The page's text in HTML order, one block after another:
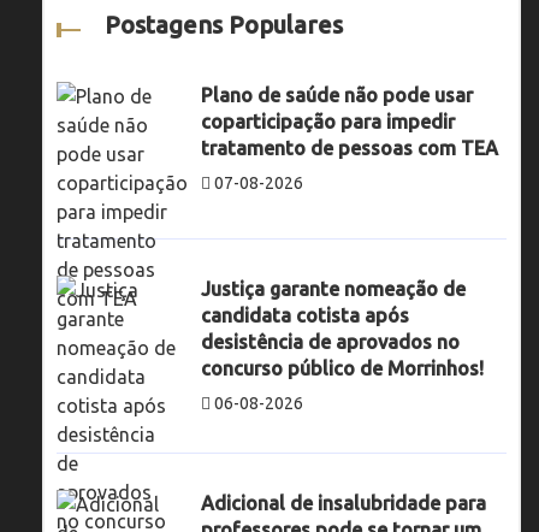
Postagens Populares
Plano de saúde não pode usar
coparticipação para impedir
tratamento de pessoas com TEA
07-08-2026
Justiça garante nomeação de
candidata cotista após
desistência de aprovados no
concurso público de Morrinhos!
06-08-2026
Adicional de insalubridade para